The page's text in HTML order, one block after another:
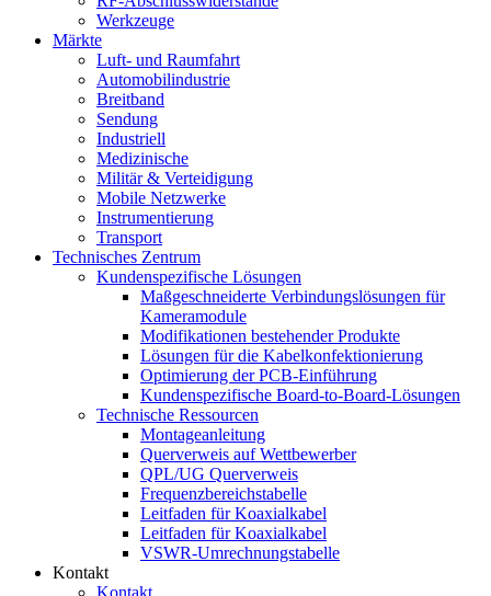
Werkzeuge
Märkte
Luft- und Raumfahrt
Automobilindustrie
Breitband
Sendung
Industriell
Medizinische
Militär & Verteidigung
Mobile Netzwerke
Instrumentierung
Transport
Technisches Zentrum
Kundenspezifische Lösungen
Maßgeschneiderte Verbindungslösungen für
Kameramodule
Modifikationen bestehender Produkte
Lösungen für die Kabelkonfektionierung
Optimierung der PCB-Einführung
Kundenspezifische Board-to-Board-Lösungen
Technische Ressourcen
Montageanleitung
Querverweis auf Wettbewerber
QPL/UG Querverweis
Frequenzbereichstabelle
Leitfaden für Koaxialkabel
Leitfaden für Koaxialkabel
VSWR-Umrechnungstabelle
Kontakt